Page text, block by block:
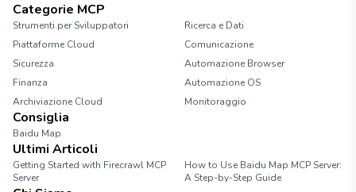
Categorie MCP
Strumenti per Sviluppatori
Ricerca e Dati
Piattaforme Cloud
Comunicazione
Sicurezza
Automazione Browser
Finanza
Automazione OS
Archiviazione Cloud
Monitoraggio
Consiglia
Baidu Map
Ultimi Articoli
Getting Started with Firecrawl MCP
Server
How to Use Baidu Map MCP Server:
A Step-by-Step Guide